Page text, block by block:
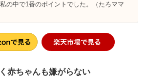
の中で1番のポイントでした。（たろママ
赤ちゃんも嫌がらない